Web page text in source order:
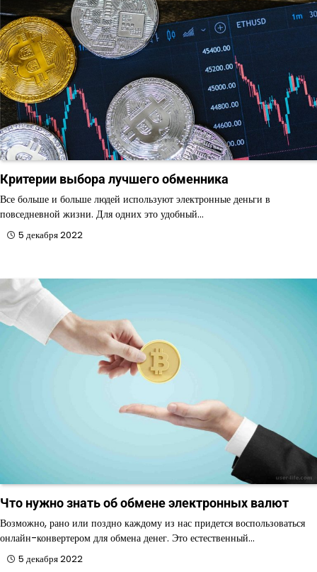
Критерии выбора лучшего обменника
Все больше и больше людей используют электронные деньги в
повседневной жизни. Для одних это удобный…
5 декабря 2022
Что нужно знать об обмене электронных валют
Возможно, рано или поздно каждому из нас придется воспользоваться
онлайн-конвертером для обмена денег. Это естественный…
5 декабря 2022